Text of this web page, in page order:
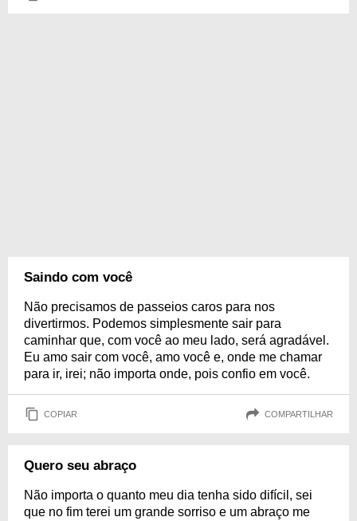
Saindo com você
Não precisamos de passeios caros para nos
divertirmos. Podemos simplesmente sair para
caminhar que, com você ao meu lado, será agradável.
Eu amo sair com você, amo você e, onde me chamar
para ir, irei; não importa onde, pois confio em você.
COPIAR COMPARTILHAR
Quero seu abraço
Não importa o quanto meu dia tenha sido difícil, sei
que no fim terei um grande sorriso e um abraço me